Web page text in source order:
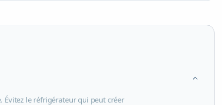
expand_more
Évitez le réfrigérateur qui peut créer